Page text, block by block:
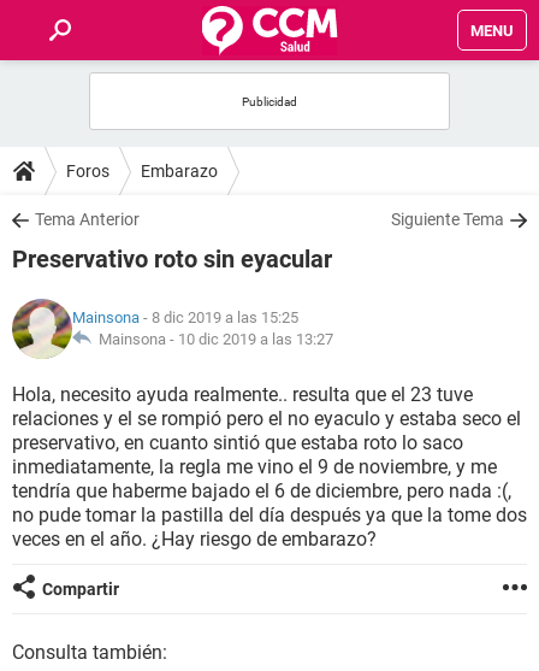
MENU
FOROS
SALUD
NUTRICIÓN
BIENESTAR
SEXUALIDAD
GLOSARIO
Foros Embarazo
Tema Anterior Siguiente Tema
Preservativo roto sin eyacular
Mainsona - 8 dic 2019 a las 15:25
Mainsona - 10 dic 2019 a las 13:27
Hola, necesito ayuda realmente.. resulta que el 23 tuve
relaciones y el se rompió pero el no eyaculo y estaba seco el
preservativo, en cuanto sintió que estaba roto lo saco
inmediatamente, la regla me vino el 9 de noviembre, y me
tendría que haberme bajado el 6 de diciembre, pero nada :(,
no pude tomar la pastilla del día después ya que la tome dos
veces en el año. ¿Hay riesgo de embarazo?
Compartir
Consulta también: